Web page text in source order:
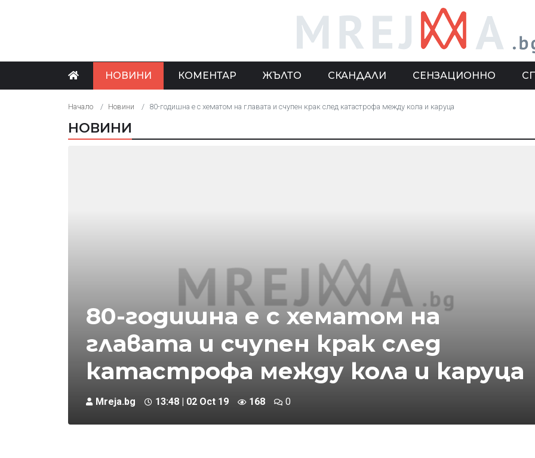
НОВИНИ КОМЕНТАР ЖЪЛТО СКАНДАЛИ СЕНЗАЦИОННО
Начало Новини 80-годишна е с хематом на главата и счупен крак след катастрофа между кола и каруца
НОВИНИ
80-годишна е с хематом на
главата и счупен крак след
катастрофа между кола и каруца
Mreja.bg 13:48 | 02 Oct 19 168 0